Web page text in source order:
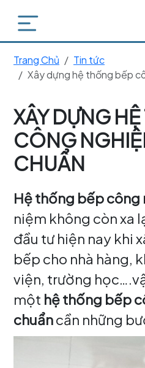
Trang Chủ
Tin tức
Xây dựng hệ thống bếp
XÂY DỰNG
CÔNG
CHUẨN
Hệ thống bếp công
niệm không còn xa
đầu tư hiện nay khi
bếp cho nhà hàng,
viện, trường
một hệ thống bếp
chuẩncần những